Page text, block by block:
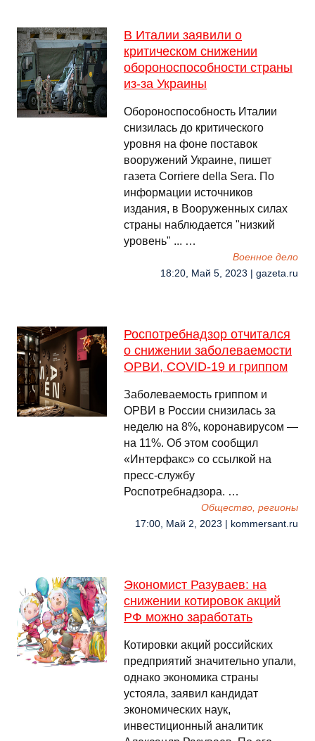
В Италии заявили о
критическом снижении
обороноспособности страны
из-за Украины
Обороноспособность Италии
снизилась до критического
уровня на фоне поставок
вооружений Украине, пишет
газета Corriere della Sera. По
информации источников
издания, в Вооруженных силах
страны наблюдается "низкий
уровень" ... …
Военное дело
18:20, Май 5, 2023 | gazeta.ru
Роспотребнадзор отчитался
о снижении заболеваемости
ОРВИ, COVID-19 и гриппом
Заболеваемость гриппом и
ОРВИ в России снизилась за
неделю на 8%, коронавирусом —
на 11%. Об этом сообщил
«Интерфакс» со ссылкой на
пресс-службу
Роспотребнадзора. …
Общество, регионы
17:00, Май 2, 2023 | kommersant.ru
Экономист Разуваев: на
снижении котировок акций
РФ можно заработать
Котировки акций российских
предприятий значительно упали,
однако экономика страны
устояла, заявил кандидат
экономических наук,
инвестиционный аналитик